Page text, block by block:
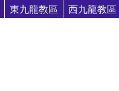
東九龍教區 西九龍教區